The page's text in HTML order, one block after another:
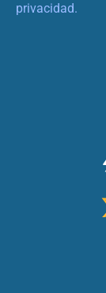
privacidad.